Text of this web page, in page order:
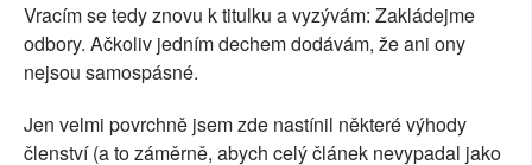
Vracím se tedy znovu k titulku a vyzývám: Zakládejme
odbory. Ačkoliv jedním dechem dodávám, že ani ony
nejsou samospásné.
Jen velmi povrchně jsem zde nastínil některé výhody
členství (a to záměrně, abych celý článek nevypadal jako